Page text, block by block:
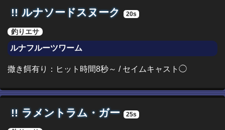
!! ルナソードスヌーク 20s
釣りエサ
ルナフルーツワーム
撒き餌有り：ヒット時間8秒～ / セイムキャスト◯
!! ラメントラム・ガー 25s